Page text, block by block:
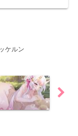
ケルン